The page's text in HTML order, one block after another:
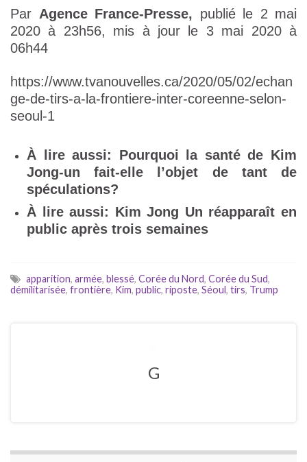
Par Agence France-Presse, publié le 2 mai
2020 à 23h56, mis à jour le 3 mai 2020 à
06h44
https://www.tvanouvelles.ca/2020/05/02/echan
ge-de-tirs-a-la-frontiere-inter-coreenne-selon-
seoul-1
À lire aussi:
Pourquoi la santé de Kim
Jong-un fait-elle l’objet de tant de
spéculations?
À lire aussi: Kim Jong Un réapparaît en
public après trois semaines
apparition, armée, blessé, Corée du Nord, Corée du Sud,
démilitarisée, frontière, Kim, public, riposte, Séoul, tirs, Trump
G